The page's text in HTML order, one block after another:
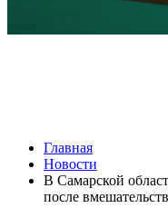
9 августа на
воды
09.08.2026 | 10:29
В Самарской области 9
Главная
Новости
В Самарской
после